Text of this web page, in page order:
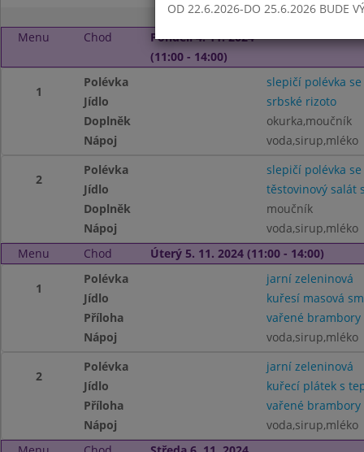
Menu Chod
Pondělí 4. 11. 2024
(11:00 - 14:00)
1
Polévka
slepičí polévka
Jídlo
srbské rizoto
Doplněk
okurka,moučník
Nápoj
voda,sirup,mléko
2
Polévka
slepičí polévka
Jídlo
těstovinový salát
Doplněk
moučník
Nápoj
voda,sirup,mléko
Menu
Chod Úterý 5. 11. 2024 (11:00 - 14:00)
1
Polévka
jarní zeleninová
Jídlo
kuřesí masová
Příloha
vařené brambory
Nápoj
voda,sirup,mléko
2
Polévka
jarní zeleninová
Jídlo
kuřecí plátek s
Příloha
vařené brambory
Nápoj
voda,sirup,mléko
OD 22.6.2026-DO 25.6.2026 BUDE